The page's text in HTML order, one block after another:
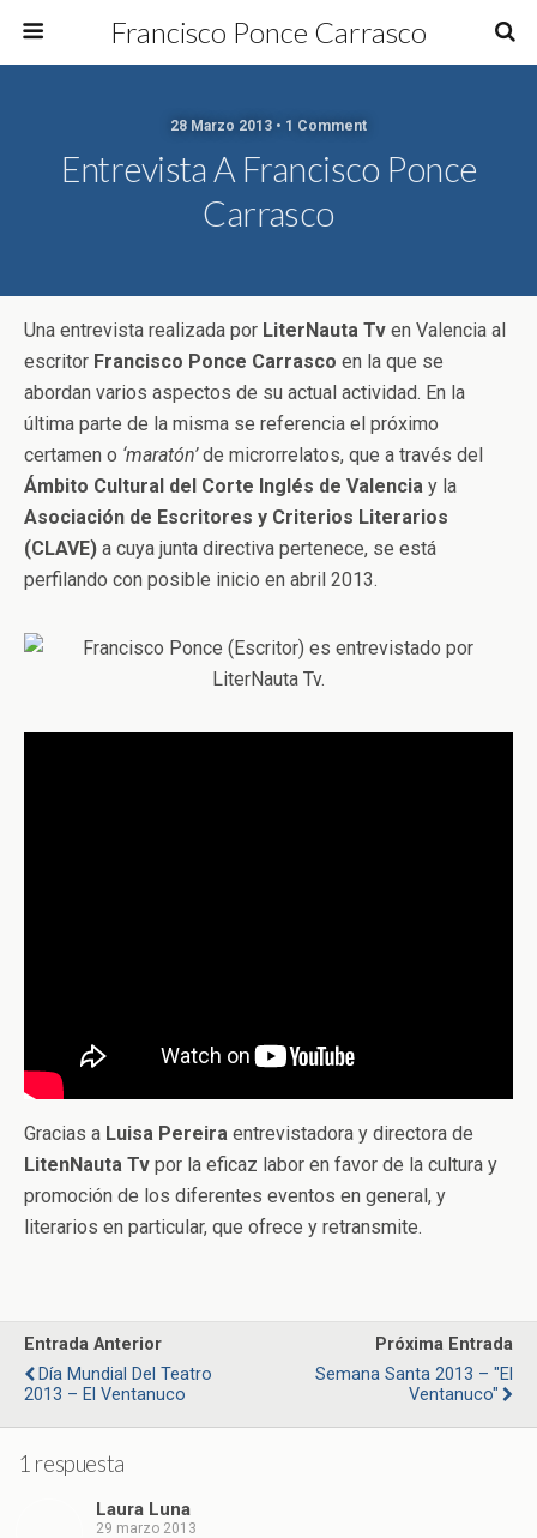
Francisco Ponce Carrasco
28 Marzo 2013 • 1 Comment
Entrevista A Francisco Ponce
Carrasco
Una entrevista realizada por LiterNauta Tv en Valencia al
escritor Francisco Ponce Carrasco en la que se
abordan varios aspectos de su actual actividad. En la
última parte de la misma se referencia el próximo
certamen o ‘maratón’de microrrelatos, que a través del
Ámbito Cultural del Corte Inglés de Valencia y la
Asociación de Escritores y Criterios Literarios
(CLAVE) a cuya junta directiva pertenece, se está
perfilando con posible inicio en abril 2013.
Gracias a Luisa Pereira entrevistadora y directora de
LitenNauta Tv por la eficaz labor en favor de la cultura y
promoción de los diferentes eventos en general, y
literarios en particular, que ofrece y retransmite.
Entrada Anterior
Día Mundial Del Teatro
2013 – El Ventanuco
Próxima Entrada
Semana Santa 2013 – "El
Ventanuco"
1 respuesta
Laura Luna
29 marzo 2013